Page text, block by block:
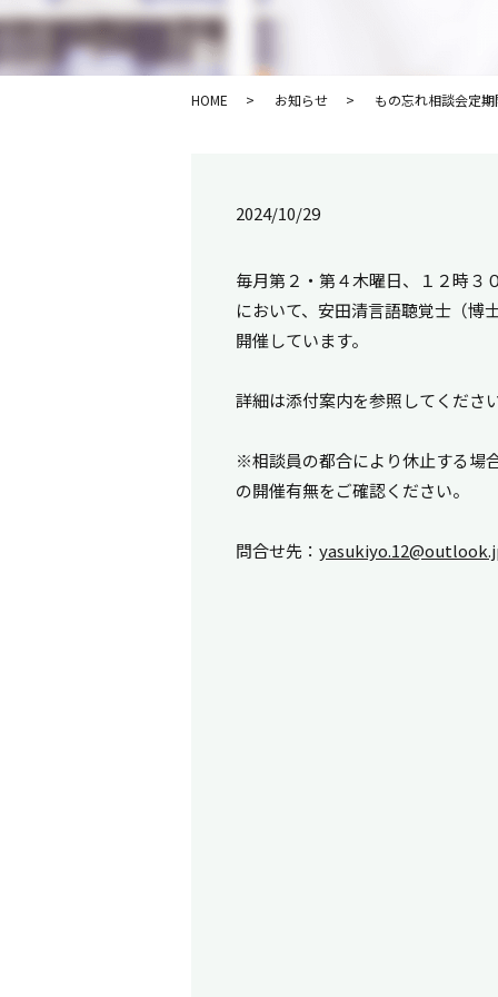
HOME お知らせ もの忘れ相談会定
2024/10/29
毎月第２・第４木曜日、１２時３
において、安田清言語聴覚士（博
開催しています。
詳細は添付案内を参照してくださ
※相談員の都合により休止する場
の開催有無をご確認ください。
問合せ先：